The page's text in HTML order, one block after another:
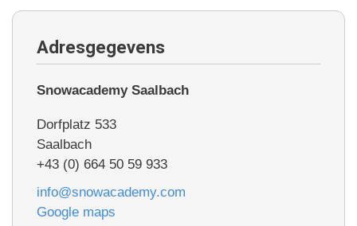
Adresgegevens
Snowacademy Saalbach
Dorfplatz 533
Saalbach
+43 (0) 664 50 59 933
info@snowacademy.com
Google maps